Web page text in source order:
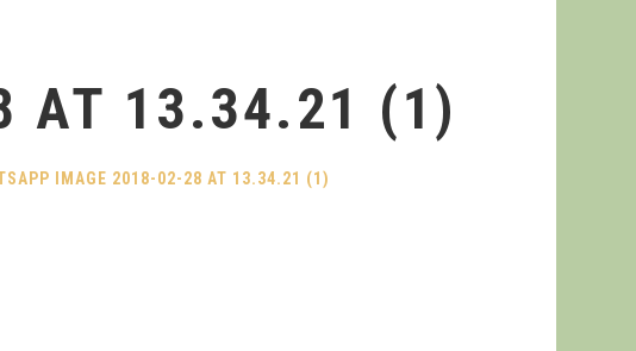
AT 13.34.21 (1)
IMAGE 2018-02-28 AT 13.34.21 (1)